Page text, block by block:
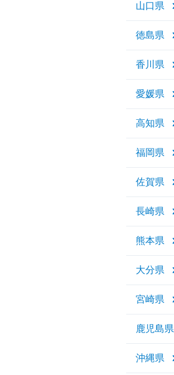
山口県
徳島県
香川県
愛媛県
高知県
福岡県
佐賀県
長崎県
熊本県
大分県
宮崎県
鹿児島県
沖縄県